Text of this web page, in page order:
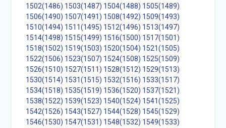
1502(1486) 1503(1487) 1504(1488) 1505(1489)
1506(1490) 1507(1491) 1508(1492) 1509(1493)
1510(1494) 1511(1495) 1512(1496) 1513(1497)
1514(1498) 1515(1499) 1516(1500) 1517(1501)
1518(1502) 1519(1503) 1520(1504) 1521(1505)
1522(1506) 1523(1507) 1524(1508) 1525(1509)
1526(1510) 1527(1511) 1528(1512) 1529(1513)
1530(1514) 1531(1515) 1532(1516) 1533(1517)
1534(1518) 1535(1519) 1536(1520) 1537(1521)
1538(1522) 1539(1523) 1540(1524) 1541(1525)
1542(1526) 1543(1527) 1544(1528) 1545(1529)
1546(1530) 1547(1531) 1548(1532) 1549(1533)